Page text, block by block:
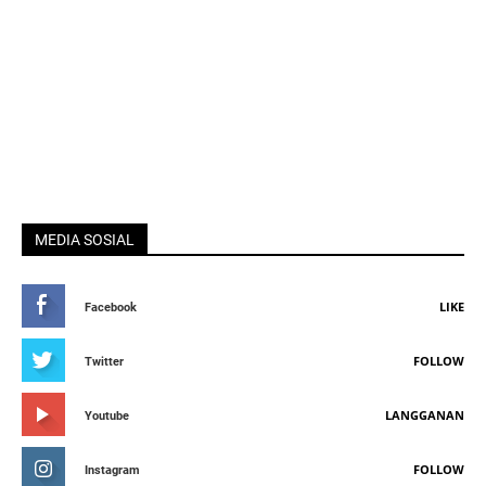
MEDIA SOSIAL
Facebook LIKE
Twitter FOLLOW
Youtube LANGGANAN
Instagram FOLLOW